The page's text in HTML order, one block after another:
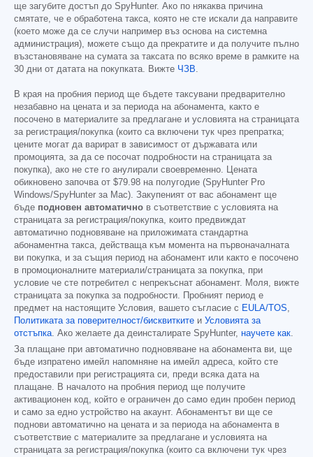
ще загубите достъп до SpyHunter. Ако по някаква причина
смятате, че е обработена такса, която не сте искали да направите
(което може да се случи например въз основа на системна
администрация), можете също да прекратите и да получите пълно
възстановяване на сумата за таксата по всяко време в рамките на
30 дни от датата на покупката. Вижте ЧЗВ.
В края на пробния период ще бъдете таксувани предварително
незабавно на цената и за периода на абонамента, както е
посочено в материалите за предлагане и условията на страницата
за регистрация/покупка (които са включени тук чрез препратка;
цените могат да варират в зависимост от държавата или
промоцията, за да се посочат подробности на страницата за
покупка), ако не сте го анулирали своевременно. Цената
обикновено започва от $79.98 на полугодие (SpyHunter Pro
Windows/SpyHunter за Mac). Закупеният от вас абонамент ще
бъде подновен автоматично в съответствие с условията на
страницата за регистрация/покупка, които предвиждат
автоматично подновяване на приложимата стандартна
абонаментна такса, действаща към момента на първоначалната
ви покупка, и за същия период на абонамент или както е посочено
в промоционалните материали/страницата за покупка, при
условие че сте потребител с непрекъснат абонамент. Моля, вижте
страницата за покупка за подробности. Пробният период е
предмет на настоящите Условия, вашето съгласие с EULA/TOS,
Политиката за поверителност/бисквитките и Условията за
отстъпка. Ако желаете да деинсталирате SpyHunter, научете как.
За плащане при автоматично подновяване на абонамента ви, ще
бъде изпратено имейл напомняне на имейл адреса, който сте
предоставили при регистрацията си, преди всяка дата на
плащане. В началото на пробния период ще получите
активационен код, който е ограничен до само един пробен период
и само за едно устройство на акаунт. Абонаментът ви ще се
поднови автоматично на цената и за периода на абонамента в
съответствие с материалите за предлагане и условията на
страницата за регистрация/покупка (които са включени тук чрез